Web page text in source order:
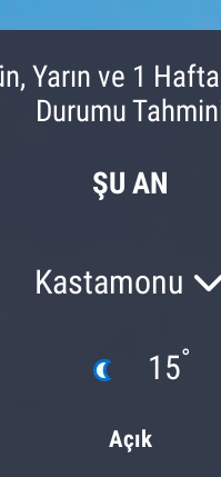
Yarın ve 1
Durumu
ŞU AN
Kastamonu
15°
Açık